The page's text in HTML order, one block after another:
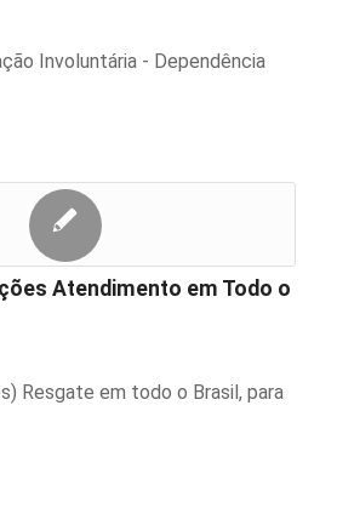
Involuntária - Dependência
Atendimento em Todo o
Resgate em todo o Brasil, para